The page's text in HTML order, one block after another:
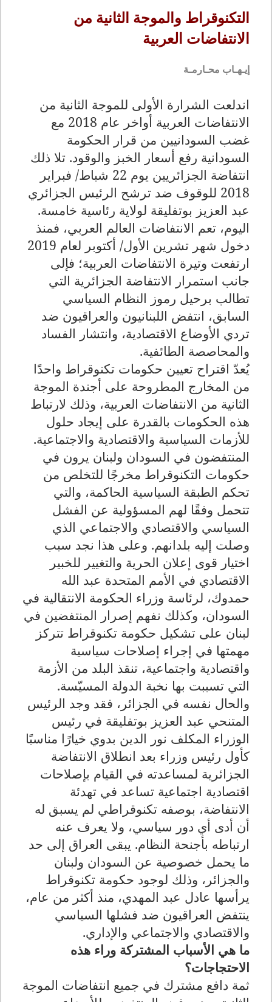
التكنوقراط والموجة الثانية من
الانتفاضات العربية
إيـهـاب محـارمـة
اندلعت الشرارة الأولى للموجة الثانية من
الانتفاضات العربية أواخر عام 2018 مع
غضب السودانيين من قرار الحكومة
السودانية رفع أسعار الخبز والوقود. تلا ذلك
انتفاضة الجزائريين يوم 22 شباط/ فبراير
2018 للوقوف ضد ترشح الرئيس الجزائري
عبد العزيز بوتفليقة لولاية رئاسية خامسة.
اليوم، تعم الانتفاضات العالم العربي، فمنذ
دخول شهر تشرين الأول/ أكتوبر لعام 2019
ارتفعت وتيرة الانتفاضات العربية؛ فإلى
جانب استمرار الانتفاضة الجزائرية التي
تطالب برحيل رموز النظام السياسي
السابق، انتفض اللبنانيون والعراقيون ضد
تردي الأوضاع الاقتصادية، وانتشار الفساد
والمحاصصة الطائفية.
يُعدّ اقتراح تعيين حكومات تكنوقراط واحدًا
من المخارج المطروحة على أجندة الموجة
الثانية من الانتفاضات العربية، وذلك لارتباط
هذه الحكومات بالقدرة على إيجاد حلول
للأزمات السياسية والاقتصادية والاجتماعية.
المنتفضون في السودان ولبنان يرون في
حكومات التكنوقراط مخرجًا للتخلص من
تحكم الطبقة السياسية الحاكمة، والتي
تتحمل وفقًا لهم المسؤولية عن الفشل
السياسي والاقتصادي والاجتماعي الذي
وصلت إليه بلدانهم. وعلى هذا نجد سبب
اختيار قوى إعلان الحرية والتغيير للخبير
الاقتصادي في الأمم المتحدة عبد الله
حمدوك، لرئاسة وزراء الحكومة الانتقالية في
السودان، وكذلك نفهم إصرار المنتفضين في
لبنان على تشكيل حكومة تكنوقراط تتركز
مهمتها في إجراء إصلاحات سياسية
واقتصادية واجتماعية، تنقذ البلد من الأزمة
التي تسببت بها نخبة الدولة المسيّسة.
والحال نفسه في الجزائر، فقد وجد الرئيس
المتنحي عبد العزيز بوتفليقة في رئيس
الوزراء المكلف نور الدين بدوي خيارًا مناسبًا
كأول رئيس وزراء بعد انطلاق الانتفاضة
الجزائرية لمساعدته في القيام بإصلاحات
اقتصادية اجتماعية تساعد في تهدئة
الانتفاضة، بوصفه تكنوقراطي لم يسبق له
أن أدى أي دور سياسي، ولا يعرف عنه
ارتباطه بأجنحة النظام. يبقى العراق إلى حد
ما يحمل خصوصية عن السودان ولبنان
والجزائر، وذلك لوجود حكومة تكنوقراط
يرأسها عادل عبد المهدي، منذ أكثر من عام،
ينتفض العراقيون ضد فشلها السياسي
والاقتصادي والاجتماعي والإداري.
ما هي الأسباب المشتركة وراء هذه
الاحتجاجات؟
ثمة دافع مشترك في جميع انتفاضات الموجة